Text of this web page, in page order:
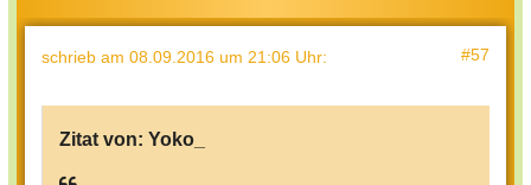
schrieb am 08.09.2016 um 21:06 Uhr: #57
Zitat von: Yoko_